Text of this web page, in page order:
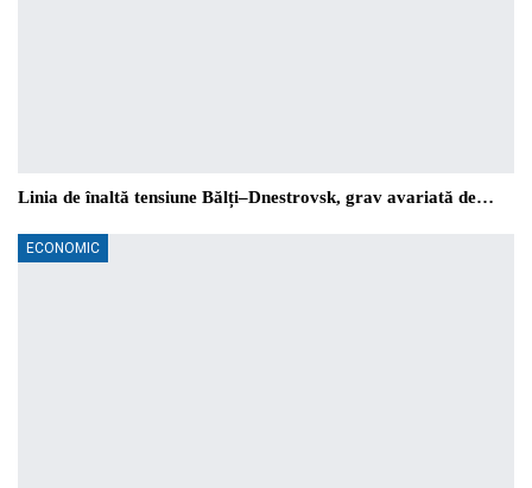
Linia de înaltă tensiune Bălți–Dnestrovsk, grav avariată de…
ECONOMIC